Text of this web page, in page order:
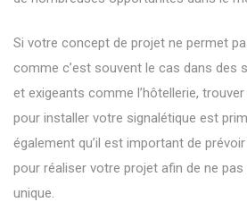
Si votre concept de projet ne permet
comme c’est souvent le cas dans des
et exigeants comme l’hôtellerie, trouver
pour installer votre signalétique est
également qu’il est important de
pour réaliser votre projet afin de ne
unique.